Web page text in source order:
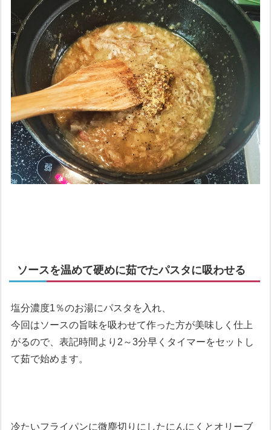
ソースを温めて硬めに茹でたパスタに吸わせる
塩分濃度1％のお湯にパスタを入れ、
今回はソースの旨味を吸わせて作った方が美味しく仕上
がるので、表記時間より2～3分早くタイマーをセットし
て茹で始めます。
冷たいフライパンに微塵切りにしたにんにくとオリーブ